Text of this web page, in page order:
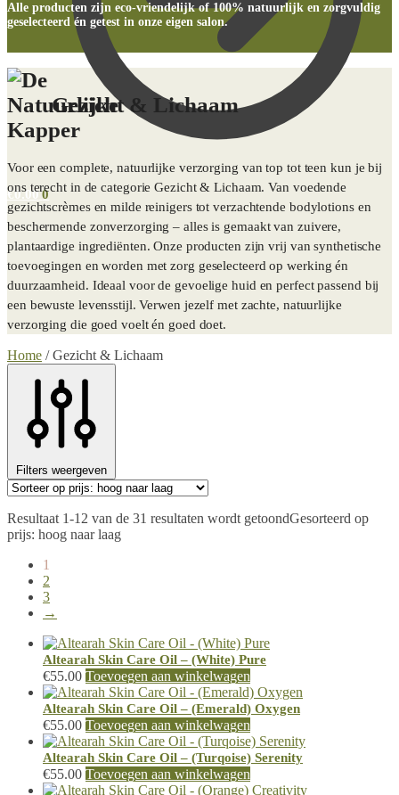
€0.00 0
Alle producten zijn eco-vriendelijk of 100% natuurlijk en zorgvuldig
geselecteerd én getest in onze eigen salon.
Gezicht & Lichaam
Voor een complete, natuurlijke verzorging van top tot teen kun je bij
ons terecht in de categorie Gezicht & Lichaam. Van voedende
gezichtscrèmes en milde reinigers tot verzachtende bodylotions en
beschermende zonverzorging – alles is gemaakt van zuivere,
plantaardige ingrediënten. Onze producten zijn vrij van synthetische
toevoegingen en worden met zorg geselecteerd op werking én
duurzaamheid. Ideaal voor de gevoelige huid en perfect passend bij
een bewuste levensstijl. Verwen jezelf met zachte, natuurlijke
verzorging die goed voelt én goed doet.
Home /Gezicht & Lichaam
Filters weergeven
Resultaat 1-12 van de 31 resultaten wordt getoondGesorteerd op
prijs: hoog naar laag
1
2
3
→
Altearah Skin Care Oil – (White) Pure
€55.00 Toevoegen aan winkelwagen
Altearah Skin Care Oil – (Emerald) Oxygen
€55.00 Toevoegen aan winkelwagen
Altearah Skin Care Oil – (Turqoise) Serenity
€55.00 Toevoegen aan winkelwagen